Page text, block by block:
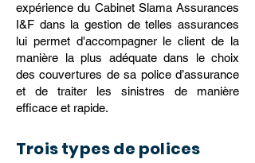
expérience du Cabinet Slama Assurances
I&F dans la gestion de telles assurances
lui permet d'accompagner le client de la
manière la plus adéquate dans le choix
des couvertures de sa police d’assurance
et de traiter les sinistres de manière
efficace et rapide.
Trois types de polices